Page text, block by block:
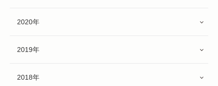
2020年
2019年
2018年